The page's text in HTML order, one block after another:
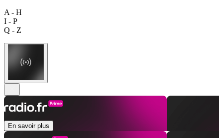
A - H
I - P
Q - Z
En savoir plus